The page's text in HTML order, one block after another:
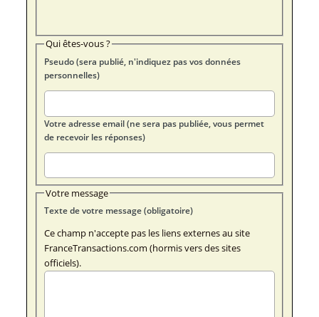
Qui êtes-vous ?
Pseudo (sera publié, n'indiquez pas vos données
personnelles)
Votre adresse email (ne sera pas publiée, vous permet
de recevoir les réponses)
Votre message
Texte de votre message (obligatoire)
Ce champ n'accepte pas les liens externes au site
FranceTransactions.com (hormis vers des sites
officiels).